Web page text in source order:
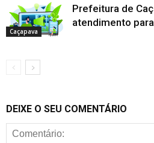
Caçapava
Prefeitura de
atendimento
DEIXE O SEU COMENTÁRIO